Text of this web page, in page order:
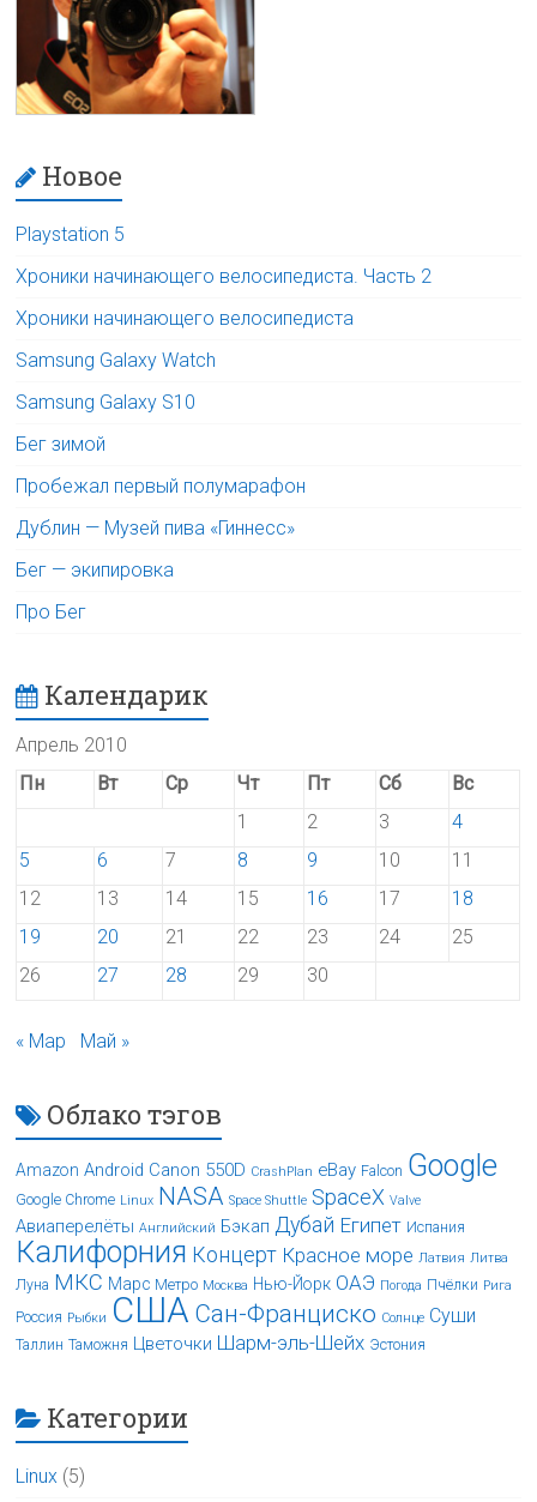
Новое
Playstation 5
Хроники начинающего велосипедиста. Часть 2
Хроники начинающего велосипедиста
Samsung Galaxy Watch
Samsung Galaxy S10
Бег зимой
Пробежал первый полумарафон
Дублин — Музей пива «Гиннесс»
Бег — экипировка
Про Бег
Календарик
Апрель 2010
Пн
Вт Ср Чт Пт Сб
Вс
1
2 3
4
5
6 7 8 9 10
11
12
13 14 15 16 17
18
19
20 21 22 23 24
25
26
27 28 29 30
« Мар Май »
Облако тэгов
Amazon Android Canon 550D CrashPlan eBay Falcon Google
Google Chrome Linux NASA Space Shuttle SpaceX Valve
Авиаперелёты Английский Бэкап Дубай Египет Испания
Калифорния Концерт Красное море Латвия Литва
Луна МКС Марс Метро Москва Нью-Йорк ОАЭ Погода Пчёлки Рига
Россия Рыбки США Сан-Франциско Солнце Суши
Таллин Таможня Цветочки Шарм-эль-Шейх Эстония
Категории
Linux (5)